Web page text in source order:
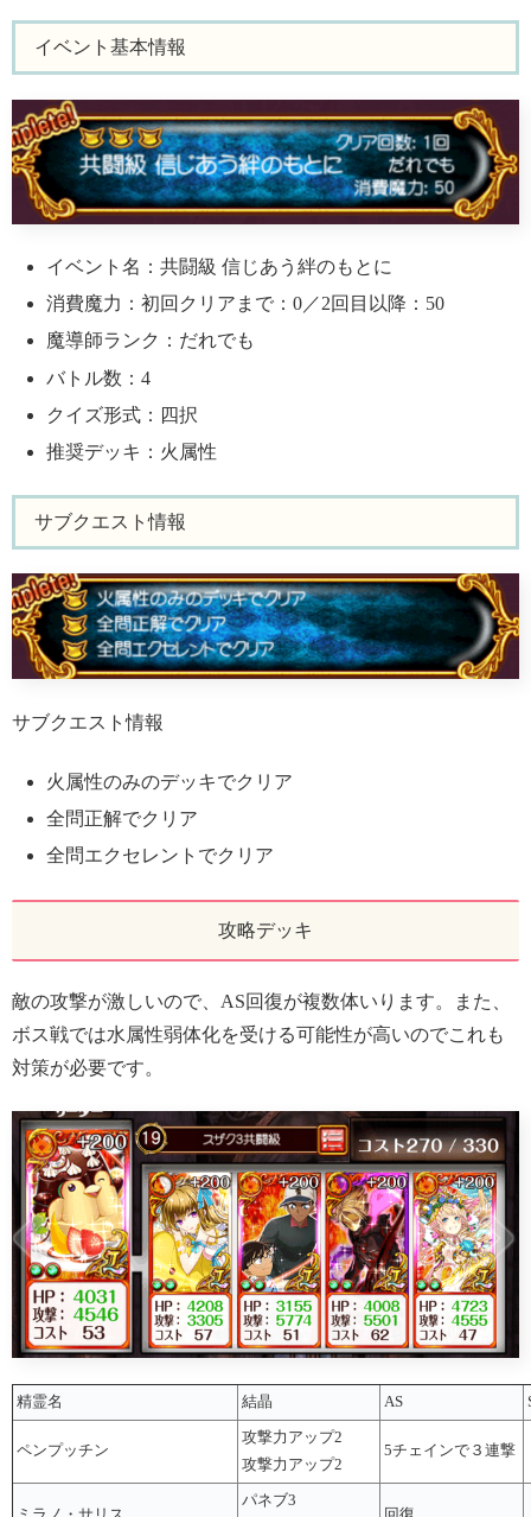
イベント基本情報
イベント名：共闘級 信じあう絆のもとに
消費魔力：初回クリアまで：0／2回目以降：50
魔導師ランク：だれでも
バトル数：4
クイズ形式：四択
推奨デッキ：火属性
サブクエスト情報
サブクエスト情報
火属性のみのデッキでクリア
全問正解でクリア
全問エクセレントでクリア
攻略デッキ
敵の攻撃が激しいので、AS回復が複数体いります。また、
ボス戦では水属性弱体化を受ける可能性が高いのでこれも
対策が必要です。
精霊名 結晶 AS
ペンプッチン
攻撃力アップ2
攻撃力アップ2
5チェインで３連撃
パネブ3